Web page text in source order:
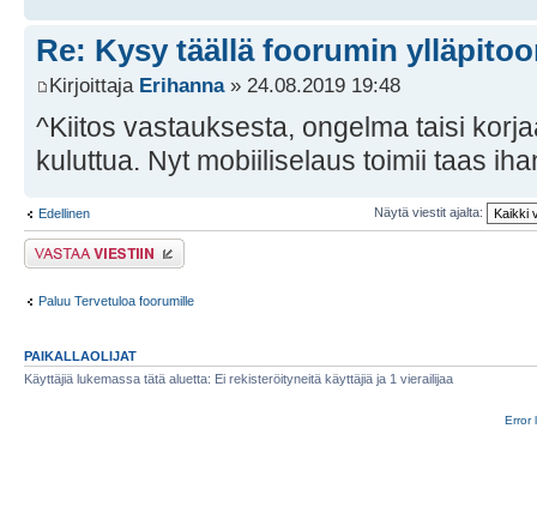
Re: Kysy täällä foorumin
Kirjoittaja Erihanna» 24.08.2019 19:48
^Kiitos vastauksesta, ongelma taisi
kuluttua. Nyt mobiiliselaus toimii taas
Edellinen Näytä viestit ajalta:
Lähetä vastaus
Paluu Tervetuloa foorumille
PAIKALLAOLIJAT
Käyttäjiä lukemassa tätä aluetta: Ei rekisteröityneitä käyttäjiä ja 1 vierailijaa
Error